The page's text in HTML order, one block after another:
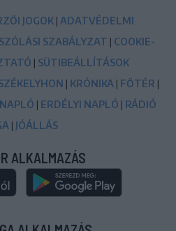
JOGOK | ADATVÉDELMI
SZABÁLYZAT | COOKIE-
| SÜTIBEÁLLÍTÁSOK
| KRÓNIKA | FŐTÉR |
| ERDÉLYI NAPLÓ | RÁDIÓ
| JÓÁLLÁS
ALKALMAZÁS